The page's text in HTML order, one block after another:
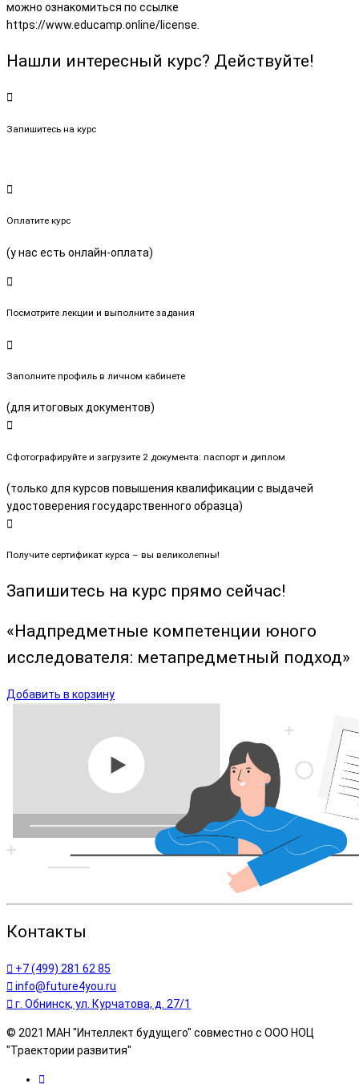
можно ознакомиться по ссылке
https://www.educamp.online/license.
Нашли интересный курс? Действуйте!
Запишитесь на курс
Оплатите курс
(у нас есть онлайн-оплата)
Посмотрите лекции и выполните задания
Заполните профиль в личном кабинете
(для итоговых документов)
Сфотографируйте и загрузите 2 документа: паспорт и диплом
(только для курсов повышения квалификации с выдачей
удостоверения государственного образца)
Получите сертификат курса – вы великолепны!
Запишитесь на курс прямо сейчас!
«Надпредметные компетенции юного
исследователя: метапредметный подход»
Добавить в корзину
Контакты
+7 (499) 281 62 85
info@future4you.ru
г. Обнинск, ул. Курчатова, д. 27/1
© 2021 МАН "Интеллект будущего" совместно с ООО НОЦ
"Траектории развития"